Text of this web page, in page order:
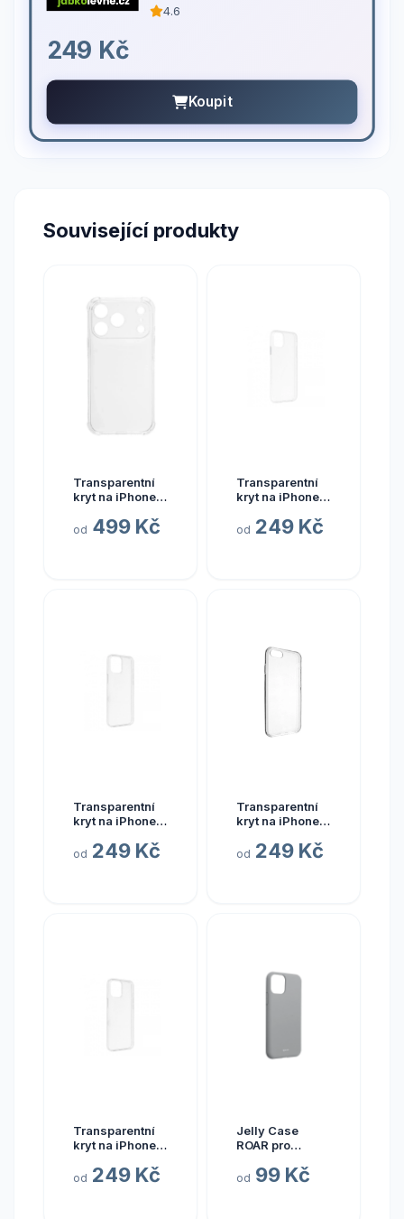
4.6
249 Kč
Koupit
Související produkty
Transparentní
kryt na iPhone
od 499 Kč
Transparentní
kryt na iPhone
od 249 Kč
Transparentní
kryt na iPhone
od 249 Kč
Transparentní
kryt na iPhone 7
od 249 Kč
Transparentní
kryt na iPhone
od 249 Kč
Jelly Case
ROAR pro
od 99 Kč